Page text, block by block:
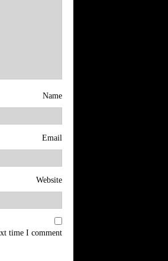
Name
Email
Website
time I comment.